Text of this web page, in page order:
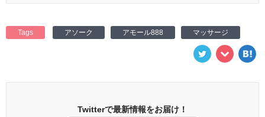
Tags アソーク アモール888 マッサージ
Twitterで最新情報をお届け！